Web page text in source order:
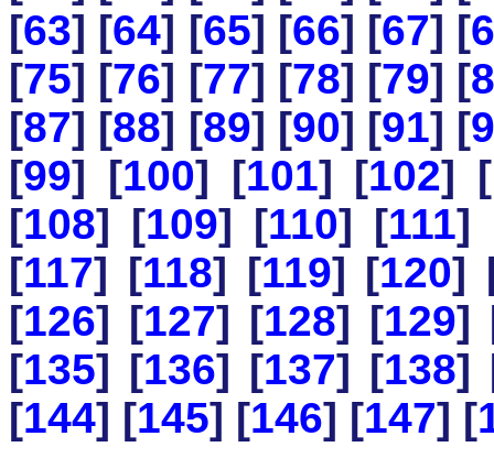
[63] [64] [65] [66] [67] [
[75] [76] [77] [78] [79] [
[87] [88] [89] [90] [91] [
[99] [100] [101] [102] [
[108] [109] [110] [111]
[117] [118] [119] [120]
[126] [127] [128] [129]
[135] [136] [137] [138]
[144] [145] [146] [147] [